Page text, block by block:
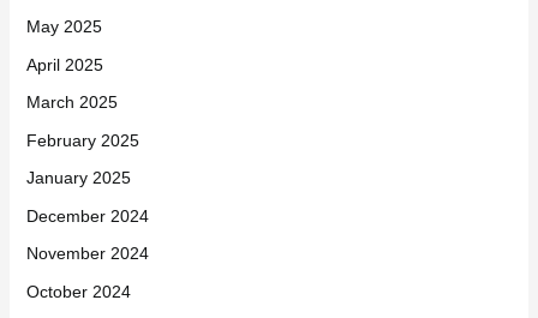
May 2025
April 2025
March 2025
February 2025
January 2025
December 2024
November 2024
October 2024